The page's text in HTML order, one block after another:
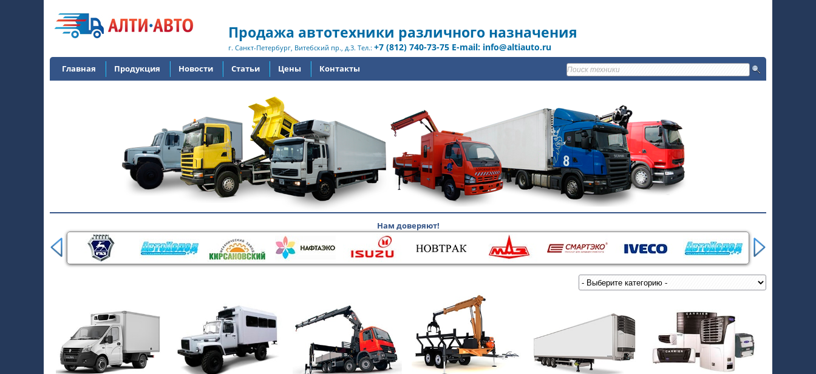
Продажа автотехники различного назначения
г. Санкт-Петербург, Витебский пр., д.3. Тел.: +7 (812) 740-73-75 E-mail: info@altiauto.ru
Главная Продукция Новости Статьи Цены Контакты
Нам доверяют!